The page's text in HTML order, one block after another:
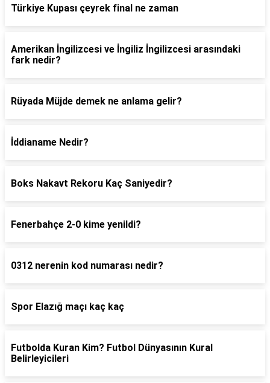
Türkiye Kupası çeyrek final ne zaman
Amerikan İngilizcesi ve İngiliz İngilizcesi arasındaki
fark nedir?
Rüyada Müjde demek ne anlama gelir?
İddianame Nedir?
Boks Nakavt Rekoru Kaç Saniyedir?
Fenerbahçe 2-0 kime yenildi?
0312 nerenin kod numarası nedir?
Spor Elazığ maçı kaç kaç
Futbolda Kuran Kim? Futbol Dünyasının Kural
Belirleyicileri